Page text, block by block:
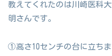
教えてくれたのは川崎医科
明さんです。
①高さ10センチの台に立ち